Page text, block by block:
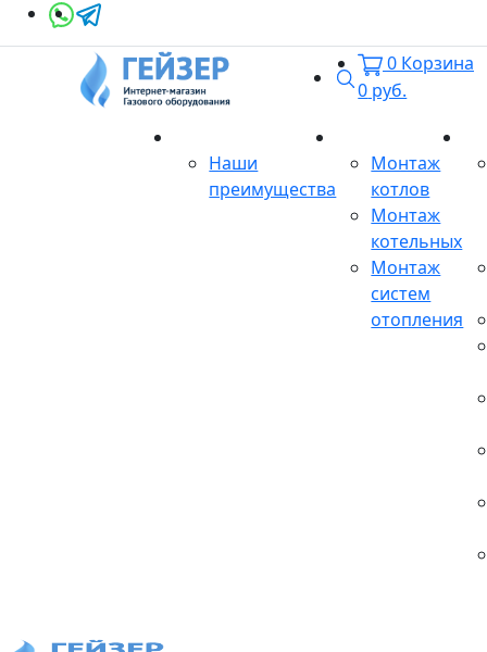
Поиск
0 Корзина
0 руб.
Наши
преимущества
Монтаж
котлов
Монтаж
котельных
Монтаж
систем
отопления